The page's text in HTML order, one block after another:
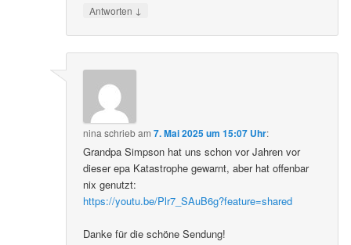
Antworten ↓
nina schriebam7. Mai 2025 um 15:07 Uhr:
Grandpa Simpson hat uns schon vor Jahren vor
dieser epa Katastrophe gewarnt, aber hat offenbar
nix genutzt:
https://youtu.be/Plr7_SAuB6g?feature=shared
Danke für die schöne Sendung!